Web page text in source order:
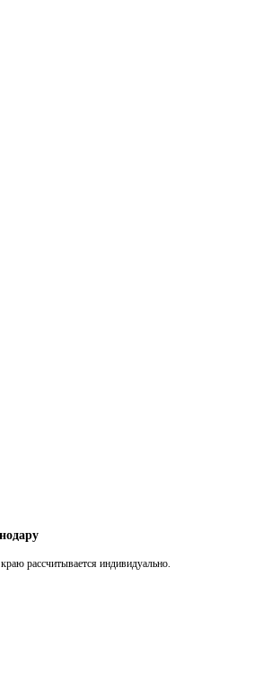
рассчитывается индивидуально.